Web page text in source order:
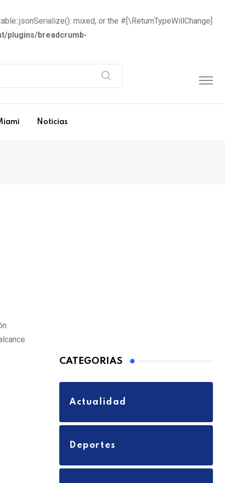
mixed, or the #[\ReturnTypeWillChange]
plugins/breadcrumb-
Noticias
CATEGORIAS
Actualidad
Deportes